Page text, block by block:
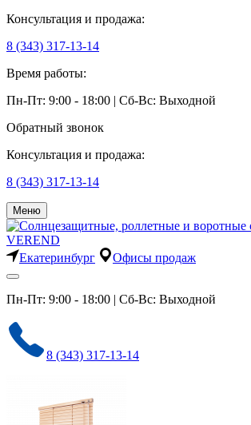
Консультация и продажа:
8 (343) 317-13-14
Время работы:
Пн-Пт: 9:00 - 18:00 | Сб-Вс: Выходной
Обратный звонок
Консультация и продажа:
8 (343) 317-13-14
Меню
Екатеринбург Офисы продаж
Пн-Пт: 9:00 - 18:00 | Сб-Вс: Выходной
8 (343) 317-13-14